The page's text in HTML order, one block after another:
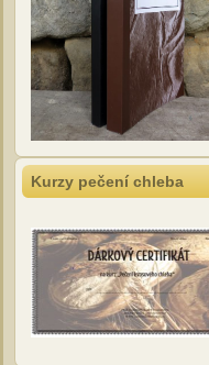
Kurzy pečení chleba